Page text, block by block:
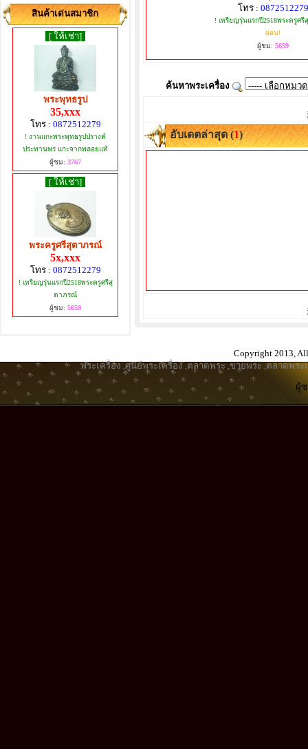
สินค้าเด่นสมาชิก
[ ให้เช่า]
พระพุทธรูป
35,xxx
โทร : 0872512279
! งานแกะพระพุทธรูปปรางค์
ประทานพร แกะจากพลอยแท้
ผู้ชม: 3767
[ ให้เช่า]
พระครูศรีสุตาภรณ์
5x,xxx
โทร : 0872512279
! เหรียญรุ่นแรกปี2518พระครูศรีสุ
ตาภรณ์
ผู้ชม: 5659
โทร : 0872512279
! เหรียญรุ่นแรกปี2518พระครูศ
ผ่อน!
ผู้ชม: 5659
ค้นหาพระเครื่อง
อับเดตล่าสุด (1)
Copyright 2013,
พระเครื่อง ,ศูนย์พระเครื่อง,ตลาดพระ ,ขายพระ ,ตลาดพระ
ผู้